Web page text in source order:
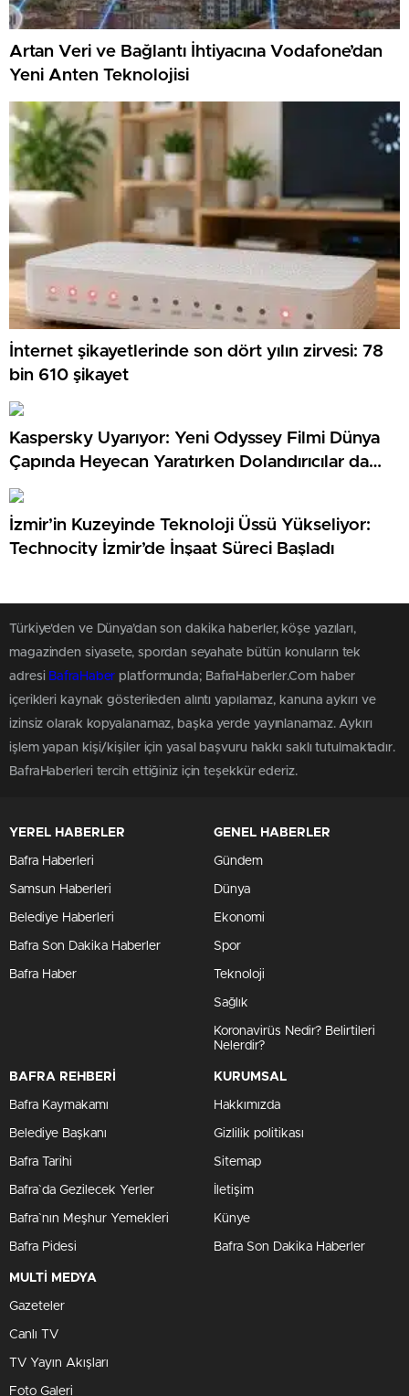
Artan Veri ve Bağlantı İhtiyacına Vodafone’dan
Yeni Anten Teknolojisi
İnternet şikayetlerinde son dört yılın zirvesi: 78
bin 610 şikayet
Kaspersky Uyarıyor: Yeni Odyssey Filmi Dünya
Çapında Heyecan Yaratırken Dolandırıcılar da
Harekete Geçiyor
İzmir’in Kuzeyinde Teknoloji Üssü Yükseliyor:
Technocity İzmir’de İnşaat Süreci Başladı
Türkiye'den ve Dünya’dan son dakika haberler, köşe yazıları,
magazinden siyasete, spordan seyahate bütün konuların tek
adresi BafraHaber platformunda; BafraHaberler.Com haber
içerikleri kaynak gösterileden alıntı yapılamaz, kanuna aykırı ve
izinsiz olarak kopyalanamaz, başka yerde yayınlanamaz. Aykırı
işlem yapan kişi/kişiler için yasal başvuru hakkı saklı tutulmaktadır.
BafraHaberleri tercih ettiğiniz için teşekkür ederiz.
YEREL HABERLER
Bafra Haberleri
Samsun Haberleri
Belediye Haberleri
Bafra Son Dakika Haberler
Bafra Haber
GENEL HABERLER
Gündem
Dünya
Ekonomi
Spor
Teknoloji
Sağlık
Koronavirüs Nedir? Belirtileri
Nelerdir?
BAFRA REHBERİ
Bafra Kaymakamı
Belediye Başkanı
Bafra Tarihi
Bafra`da Gezilecek Yerler
Bafra`nın Meşhur Yemekleri
Bafra Pidesi
KURUMSAL
Hakkımızda
Gizlilik politikası
Sitemap
İletişim
Künye
Bafra Son Dakika Haberler
MULTİ MEDYA
Gazeteler
Canlı TV
TV Yayın Akışları
Foto Galeri